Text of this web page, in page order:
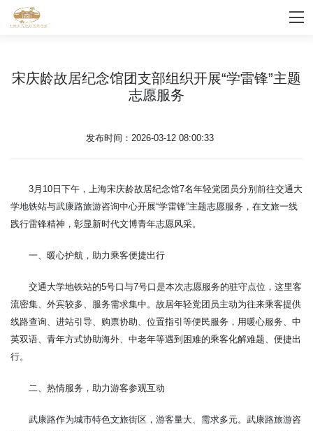
宋庆龄故居纪念馆团支部组织开展“学雷锋”主题
志愿服务
发布时间：2026-03-12 08:00:33
3月10日下午，上海宋庆龄故居纪念馆7名年轻党团员分别前往交通大
学地铁站与武康路旅游咨询中心开展“学雷锋”主题志愿服务，在文旅一线
践行雷锋精神，彰显新时代文博青年志愿风采。
一、暖心护航，助力乘客便捷出行
交通大学地铁站的5号口与7号口是本次志愿服务的驻守点位，这里客
流密集、外宾较多、服务需求集中。故居年轻党团员主动为往来乘客提供
线路查询、进站引导、购票协助、位置指引等便民服务，用暖心服务、中
英双语、青年方式协助海外、中老年等遇到困难的乘客化解难题、便捷出
行。
二、热情服务，助力游客参观互动
武康路作为城市特色文旅街区，游客量大、需求多元。武康路旅游咨